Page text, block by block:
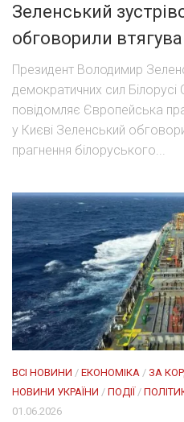
Зеленський
обговорили
Президент Володимир
демократичних сил
повідомляє Європейська
у Києві Зеленський
прагнення білоруського...
ВСІ НОВИНИ / ЕКОНОМІКА / ЗА
НОВИНИ УКРАЇНИ / ПОДІЇ /
01.06.2026